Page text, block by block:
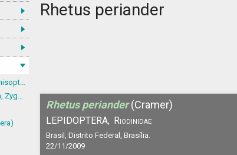
Libélulas (Odonata, Anisoptera)
Donzelinhas (Odonata, Zygoptera)
Rhetus periander
Rhetus periander (Cramer)
LEPIDOPTERA, Riodinidae
Brasil, Distrito Federal, Brasília.
22/11/2009